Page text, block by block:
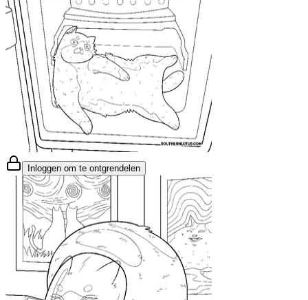
Inloggen om te ontgrendelen